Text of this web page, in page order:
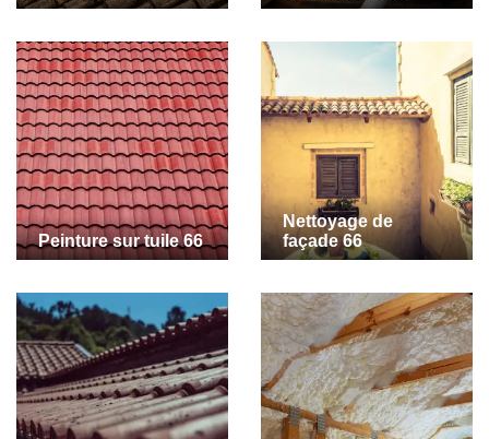
Peinture sur tuile 66
Nettoyage de
façade 66